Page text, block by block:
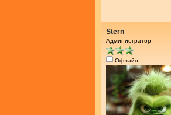
Stern
Администратор
Офлайн